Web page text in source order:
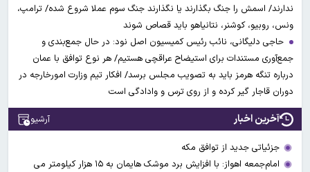
ندارند/ اسمش را جنگ بگذارند یا نگذارند جنگ سوم عملا شروع شده/ ترامپ،
ونس، روبیو، کوشنر، نتانیاهو باید قصاص شوند
حاجی دلیگانی، نائب رئیس کمیسیون اصل نود: در حال جمع‌بندی و
جمع‌آوری مستندات برای استیضاح عراقچی هستیم/ هر نوع توافق با عمان
درباره تنگه هرمز باید به تصویب مجلس برسد/ افکار تیم وزارت امورخارجه در
دوران قاجار گیر کرده و از روی ترس و وادادگی است
آخرین اخبار آرشیو
جزئیاتی جدید از توافق مکه
امام‌جمعه اهواز: با افزایش برد موشک هایمان به ۱۵ هزار کیلومتر می